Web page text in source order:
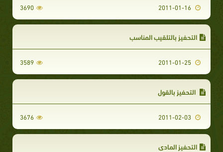
3690
التحفيز بالتلقيب المناسب
3589
التحفيز بالقول
3676
التحفيز المادي